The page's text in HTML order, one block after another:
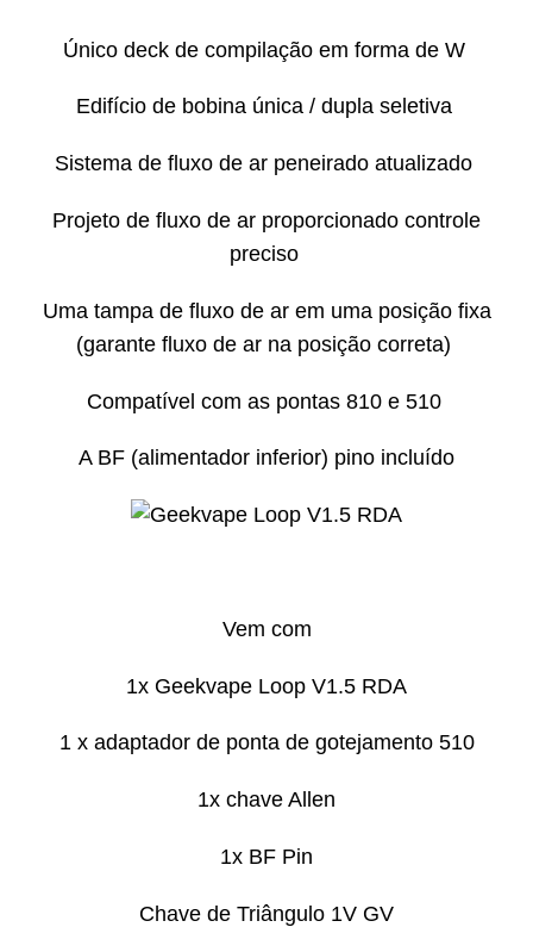
Único deck de compilação em forma de W
Edifício de bobina única / dupla seletiva
Sistema de fluxo de ar peneirado atualizado
Projeto de fluxo de ar proporcionado controle
preciso
Uma tampa de fluxo de ar em uma posição fixa
(garante fluxo de ar na posição correta)
Compatível com as pontas 810 e 510
A BF (alimentador inferior) pino incluído
Vem com
1x Geekvape Loop V1.5 RDA
1 x adaptador de ponta de gotejamento 510
1x chave Allen
1x BF Pin
Chave de Triângulo 1V GV